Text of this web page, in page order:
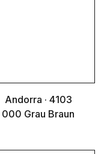
Andorra · 4103
000 Grau Braun